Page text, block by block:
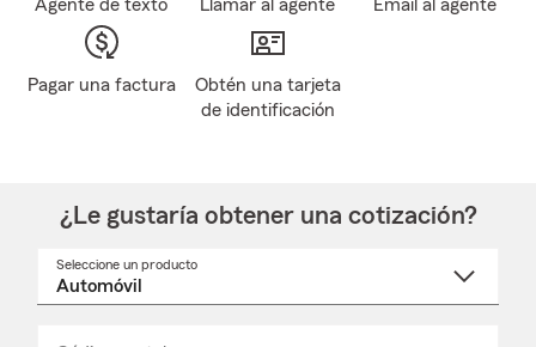
Agente de texto Llamar al agente Email al agente
Pagar una factura
Obtén una tarjeta
de identificación
¿Le gustaría obtener una cotización?
Seleccione un producto